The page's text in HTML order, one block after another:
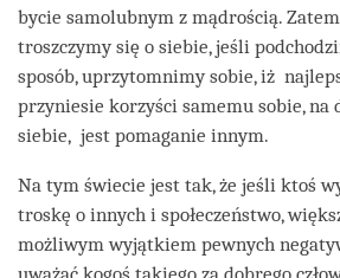
bycie samolubnym z mądrością.
troszczymy się o siebie, jeśli
sposób, uprzytomnimy sobie, iż
przyniesie korzyści samemu sobie, na
siebie, jest pomaganie innym.
Na tym świecie jest tak, że jeśli ktoś
troskę o innych i społeczeństwo,
możliwym wyjątkiem pewnych